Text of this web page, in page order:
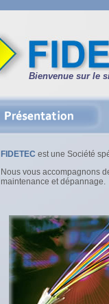
Bienvenue sur le
FIDETEC est une Société
Nous vous accompagnons
maintenance et dépannage.